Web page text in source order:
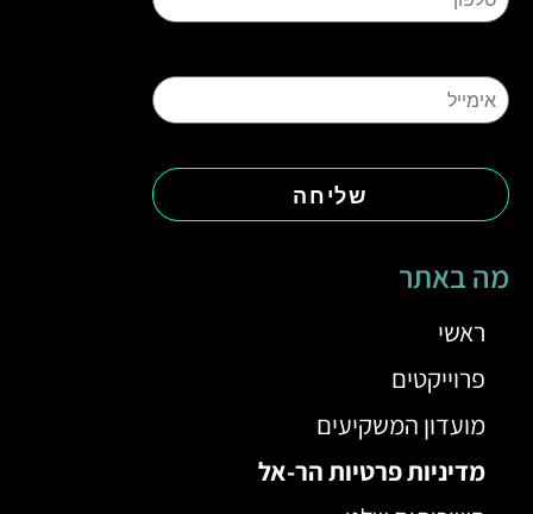
מה באתר
מדיניות פרטיות הר-אל
מועדון המשקיעים
פרוייקטים
ראשי